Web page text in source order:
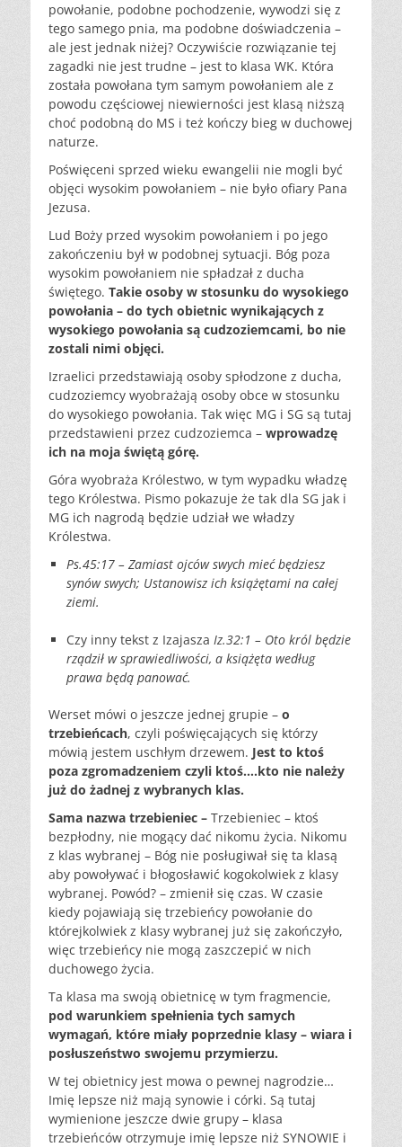
powołanie, podobne pochodzenie, wywodzi się z
tego samego pnia, ma podobne doświadczenia –
ale jest jednak niżej? Oczywiście rozwiązanie tej
zagadki nie jest trudne – jest to klasa WK. Która
została powołana tym samym powołaniem ale z
powodu częściowej niewierności jest klasą niższą
choć podobną do MS i też kończy bieg w duchowej
naturze.
Poświęceni sprzed wieku ewangelii nie mogli być
objęci wysokim powołaniem – nie było ofiary Pana
Jezusa.
Lud Boży przed wysokim powołaniem i po jego
zakończeniu był w podobnej sytuacji. Bóg poza
wysokim powołaniem nie spładzał z ducha
świętego. Takie osoby w stosunku do wysokiego
powołania – do tych obietnic wynikających z
wysokiego powołania są cudzoziemcami, bo nie
zostali nimi objęci.
Izraelici przedstawiają osoby spłodzone z ducha,
cudzoziemcy wyobrażają osoby obce w stosunku
do wysokiego powołania. Tak więc MG i SG są tutaj
przedstawieni przez cudzoziemca – wprowadzę
ich na moja świętą górę.
Góra wyobraża Królestwo, w tym wypadku władzę
tego Królestwa. Pismo pokazuje że tak dla SG jak i
MG ich nagrodą będzie udział we władzy
Królestwa.
Ps.45:17 – Zamiast ojców swych mieć będziesz
synów swych; Ustanowisz ich książętami na całej
ziemi.
Czy inny tekst z Izajasza Iz.32:1 – Oto król będzie
rządził wsprawiedliwości, a książęta według
prawa będą panować.
Werset mówi o jeszcze jednej grupie – o
trzebieńcach, czyli poświęcających się którzy
mówią jestem uschłym drzewem. Jest to ktoś
poza zgromadzeniem czyli ktoś….kto nie należy
już do żadnej z wybranych klas.
Sama nazwa trzebieniec – Trzebieniec – ktoś
bezpłodny, nie mogący dać nikomu życia. Nikomu
z klas wybranej – Bóg nie posługiwał się ta klasą
aby powoływać i błogosławić kogokolwiek z klasy
wybranej. Powód? – zmienił się czas. W czasie
kiedy pojawiają się trzebieńcy powołanie do
którejkolwiek z klasy wybranej już się zakończyło,
więc trzebieńcy nie mogą zaszczepić w nich
duchowego życia.
Ta klasa ma swoją obietnicę w tym fragmencie,
pod warunkiem spełnienia tych samych
wymagań, które miały poprzednie klasy – wiara i
posłuszeństwo swojemu przymierzu.
W tej obietnicy jest mowa o pewnej nagrodzie…
Imię lepsze niż mają synowie i córki. Są tutaj
wymienione jeszcze dwie grupy – klasa
trzebieńców otrzymuje imię lepsze niż SYNOWIE i